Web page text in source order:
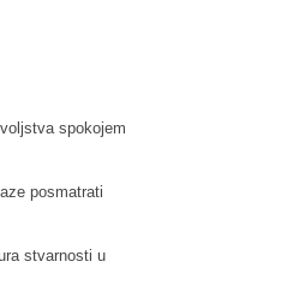
spokojem
posmatrati
stvarnosti u